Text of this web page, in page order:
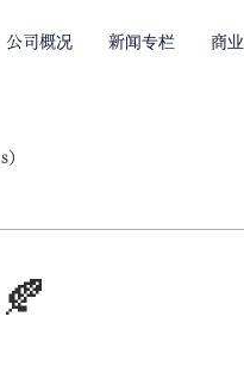
公司概况 新闻专栏 商业